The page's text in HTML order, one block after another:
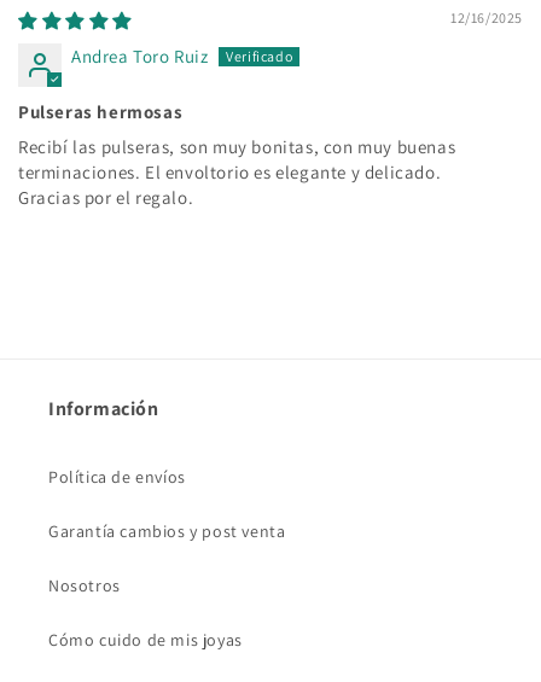
12/16/2025
Andrea Toro Ruiz
Pulseras hermosas
Recibí las pulseras, son muy bonitas, con muy buenas
terminaciones. El envoltorio es elegante y delicado.
Gracias por el regalo.
Información
Política de envíos
Garantía cambios y post venta
Nosotros
Cómo cuido de mis joyas